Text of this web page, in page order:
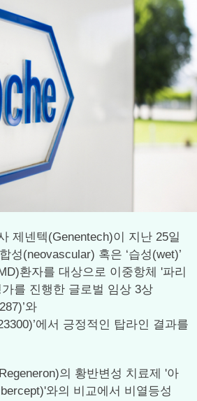
제넨텍(Genentech)이 지난 25일
성(neovascular) 혹은 ‘습성(wet)’
환자를 대상으로 이중항체 '파리
를 진행한 글로벌 임상 3상
와
에서 긍정적인 탑라인 결과를
의 황반변성 치료제 '아
와의 비교에서 비열등성